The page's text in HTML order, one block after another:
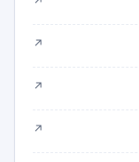
↗
↗
↗